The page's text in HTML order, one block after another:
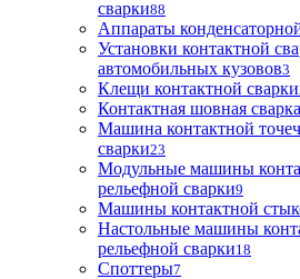
сварки88
Аппараты
Установки контактной
автомобильных кузовов3
Клещи контактной сварки
Контактная шовная сварка
Машина контактной
сварки23
Модульные машины
рельефной сварки9
Машины контактной
Настольные машины
рельефной сварки18
Споттеры7